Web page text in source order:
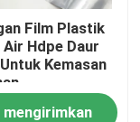
Film Plastik
Air Hdpe Daur
Kemasan
mengirimkan